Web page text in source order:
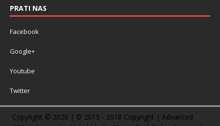
PRATI NAS
Facebook
Google+
Youtube
Twitter
Copyright © 2026 | © 2015 - 2018 Copyright | Advanced